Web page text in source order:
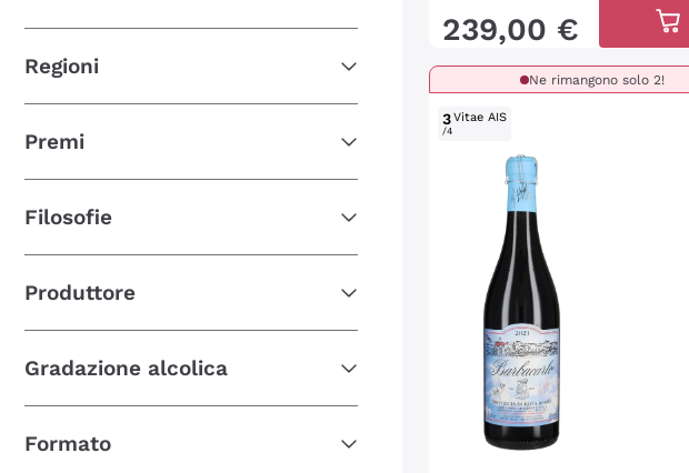
Regioni
Premi
Filosofie
Produttore
Gradazione alcolica
Formato
239,00 €
Ne rimangono solo 2!
3
/4
Vitae AIS